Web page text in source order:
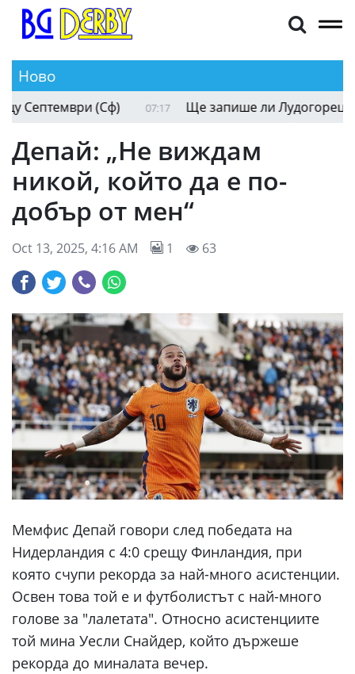
Ново
07:28 Окриленият ЦСКА трябва да внимава срещу
Депай: „Не виждам
никой, който да е по-
добър от мен“
Oct 13, 2025, 4:16 AM 1 63
Мемфис Депай говори след победата на
Нидерландия с 4:0 срещу Финландия, при
която счупи рекорда за най-много асистенции.
Освен това той е и футболистът с най-много
голове за "лалетата". Относно асистенциите
той мина Уесли Снайдер, който държеше
рекорда до миналата вечер.